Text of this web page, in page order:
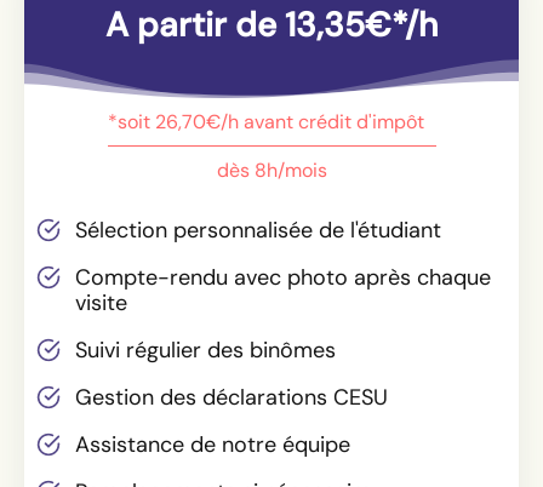
A partir de 13,35€*/h
*soit 26,70€/h avant crédit d'impôt
dès 8h/mois
Sélection personnalisée de l'étudiant
Compte-rendu avec photo après chaque
visite
Suivi régulier des binômes
Gestion des déclarations CESU
Assistance de notre équipe